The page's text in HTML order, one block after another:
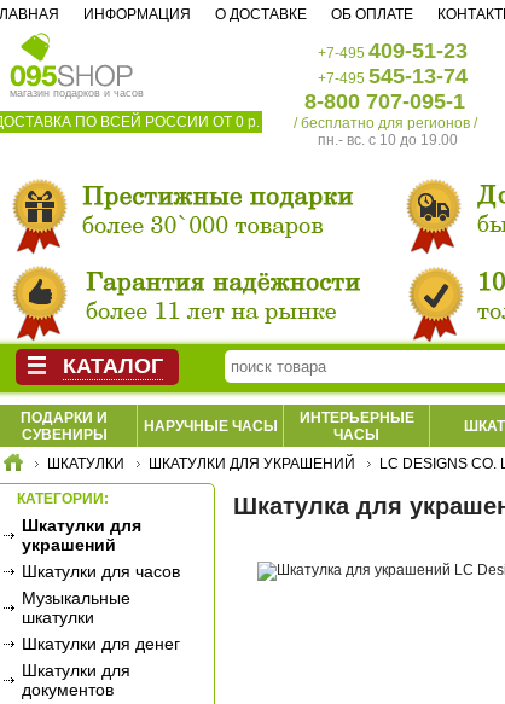
магазин подарков и часов
ПО ВСЕЙ РОССИИ ОТ 0 р.
+7-495 409-51-23
+7-495 545-13-74
8-800 707-095-1
/ бесплатно для регионов /
пн.- вс. c 10 до 19.00
ИНФОРМАЦИЯ О ДОСТАВКЕ ОБ ОПЛАТЕ
ПОДАРКИ И
СУВЕНИРЫ
НАРУЧНЫЕ ЧАСЫ
ИНТЕРЬЕРНЫЕ
ЧАСЫ
ШКАТУЛКИ ШКАТУЛКИ ДЛЯ УКРАШЕНИЙ LC DESIGNS CO.
КАТЕГОРИИ:
Шкатулки для
украшений
Шкатулки для часов
Музыкальные
шкатулки
Шкатулки для денег
Шкатулки для
документов
Шкатулка для
КАТАЛОГ